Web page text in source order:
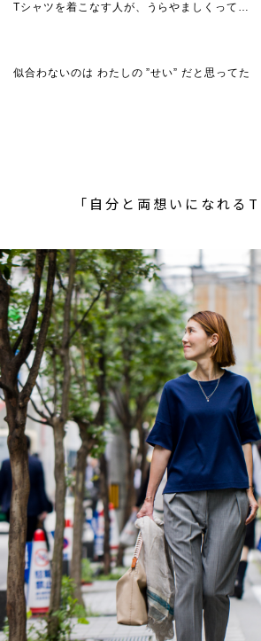
Tシャツを着こなす人が、うらやましくって…
似合わないのは わたしの ”せい” だと思ってた
「自分と両想いになれるT